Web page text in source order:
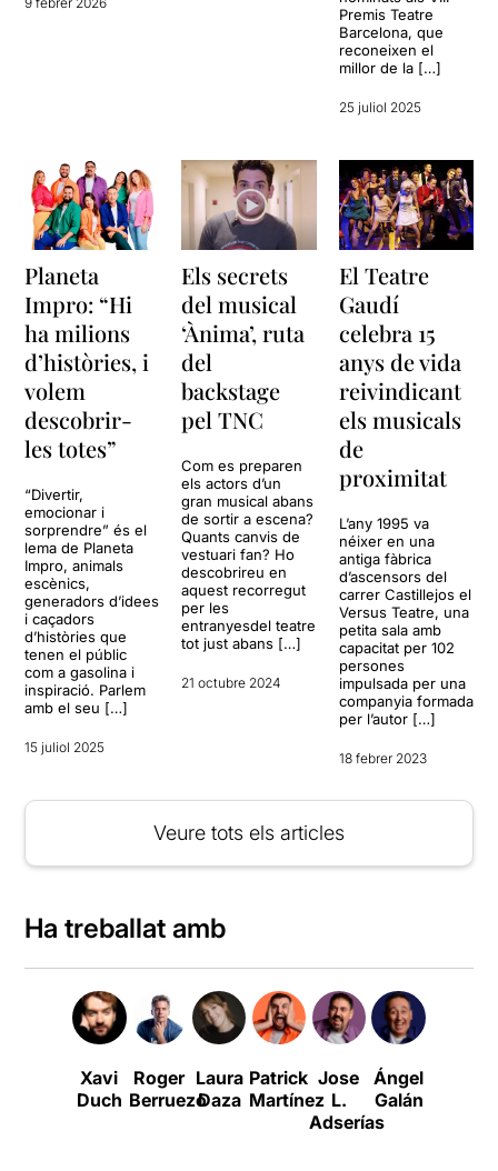
Premis Teatre
Barcelona, que
reconeixen el
millor de la […]
25 juliol 2025
Planeta
Impro: “Hi
ha milions
d’històries, i
volem
descobrir-
les totes”
“Divertir,
emocionar i
sorprendre” és el
lema de Planeta
Impro, animals
escènics,
generadors d’idees
i caçadors
d’històries que
tenen el públic
com a gasolina i
inspiració. Parlem
amb el seu […]
15 juliol 2025
Els secrets
del musical
‘Ànima’, ruta
del
backstage
pel TNC
Com es preparen
els actors d’un
gran musical abans
de sortir a escena?
Quants canvis de
vestuari fan? Ho
descobrireu en
aquest recorregut
per les
entranyesdel teatre
tot just abans […]
21 octubre 2024
El Teatre
Gaudí
celebra 15
anys de vida
reivindicant
els musicals
de
proximitat
L’any 1995 va
néixer en una
antiga fàbrica
d’ascensors del
carrer Castillejos el
Versus Teatre, una
petita sala amb
capacitat per 102
persones
impulsada per una
companyia formada
per l’autor […]
18 febrer 2023
Veure tots els articles
Ha treballat amb
Xavi
Duch
Roger
Berruezo
Laura
Daza
Patrick
Martínez
Jose
L.
Adserías
Ángel
Galán